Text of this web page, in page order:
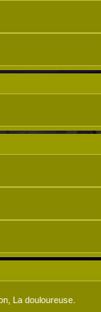
La douloureuse.